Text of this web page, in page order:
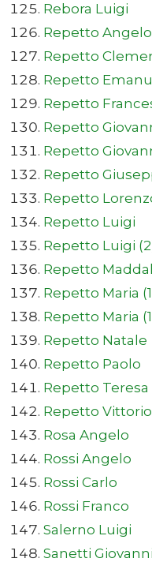
Rebora Luigi
Repetto Angelo
Repetto
Repetto
Repetto
Repetto
Repetto
Repetto
Repetto
Repetto Luigi
Repetto Luigi
Repetto
Repetto Maria
Repetto Maria
Repetto Natale
Repetto Paolo
Repetto Teresa
Repetto Vittorio
Rosa Angelo
Rossi Angelo
Rossi Carlo
Rossi Franco
Salerno Luigi
Sanetti Giovanni